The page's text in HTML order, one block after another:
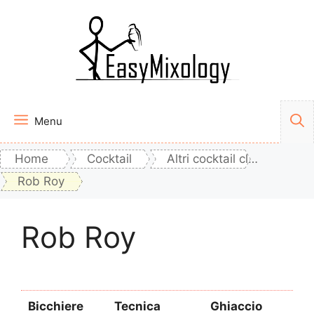
Menu
Home Cocktail
Altri cocktail classici
Rob Roy
Rob Roy
Bicchiere
Tecnica
Ghiaccio